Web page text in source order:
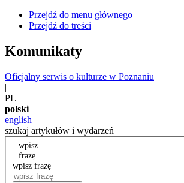
Przejdź do menu głównego
Przejdź do treści
Komunikaty
Oficjalny serwis o kulturze w Poznaniu
|
PL
polski
english
szukaj artykułów i wydarzeń
wpisz
frazę
wpisz frazę